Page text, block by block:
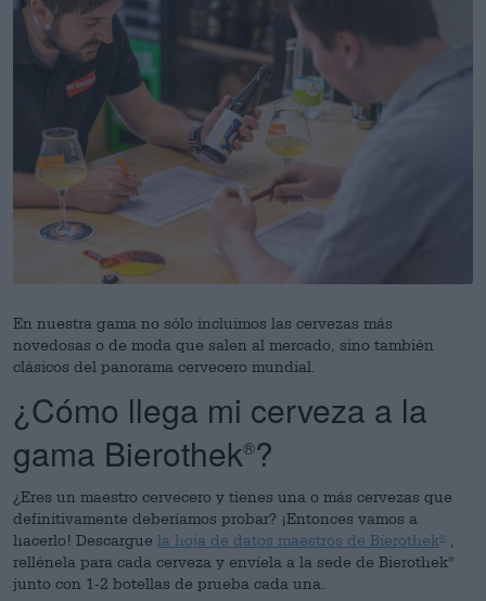
En nuestra gama no sólo incluimos las cervezas más
novedosas o de moda que salen al mercado, sino también
clásicos del panorama cervecero mundial.
¿Cómo llega mi cerveza a la
gama Bierothek®?
¿Eres un maestro cervecero y tienes una o más cervezas que
definitivamente deberíamos probar? ¡Entonces vamos a
hacerlo! Descargue la hoja de datos maestros de Bierothek ®
rellénela para cada cerveza y envíela a la sede de Bierothek®
junto con 1-2 botellas de prueba cada una.